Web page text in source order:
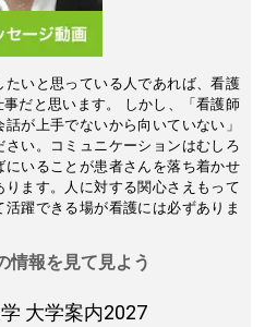
たいと思っている人であれば、看護
だと思います。 しかし、「看護師
が上手でないから向いていない」
い。コミュニケーションはむしろ
いることが患者さんを落ち着かせ
ます。人に対する関心さえもって
躍できる場が看護には必ずありま
情報を見て見よう
大学案内2027